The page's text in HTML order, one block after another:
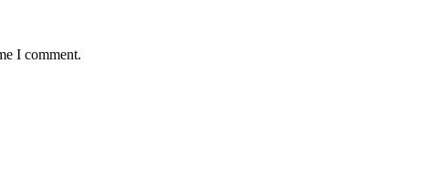
I comment.